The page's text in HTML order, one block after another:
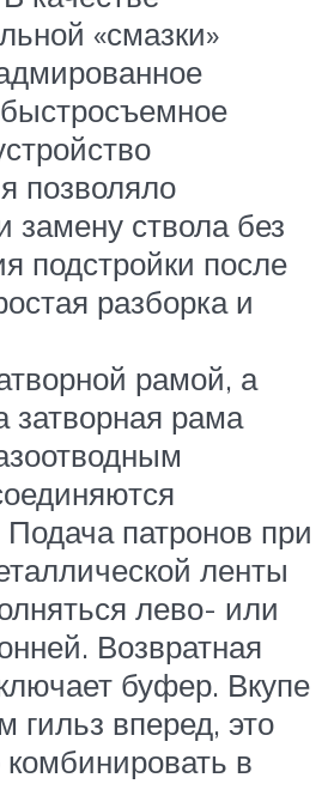
«смазки»
позволяло
замену ствола без
подстройки после
разборка и
рамой, а
затворная рама
патронов при
ленты
лево- или
Возвратная
буфер. Вкупе
гильз вперед, это
в